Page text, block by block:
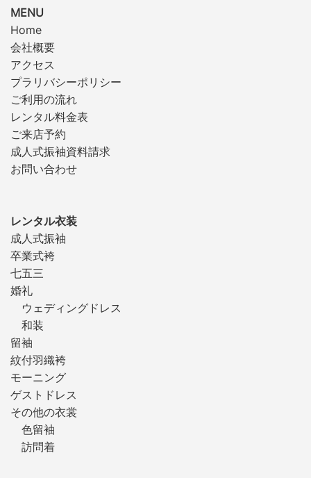
MENU
Home
会社概要
アクセス
プラリバシーポリシー
ご利用の流れ
レンタル料金表
ご来店予約
成人式振袖資料請求
お問い合わせ
レンタル衣装
成人式振袖
卒業式袴
七五三
婚礼
ウェディングドレス
和装
留袖
紋付羽織袴
モーニング
ゲストドレス
その他の衣裳
色留袖
訪問着